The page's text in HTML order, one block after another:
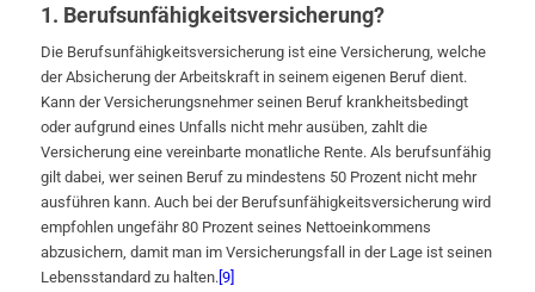
1. Berufsunfähigkeitsversicherung?
Die Berufsunfähigkeitsversicherung ist eine Versicherung, welche
der Absicherung der Arbeitskraft in seinem eigenen Beruf dient.
Kann der Versicherungsnehmer seinen Beruf krankheitsbedingt
oder aufgrund eines Unfalls nicht mehr ausüben, zahlt die
Versicherung eine vereinbarte monatliche Rente. Als berufsunfähig
gilt dabei, wer seinen Beruf zu mindestens 50 Prozent nicht mehr
ausführen kann. Auch bei der Berufsunfähigkeitsversicherung wird
empfohlen ungefähr 80 Prozent seines Nettoeinkommens
abzusichern, damit man im Versicherungsfall in der Lage ist seinen
Lebensstandard zu halten. [9]